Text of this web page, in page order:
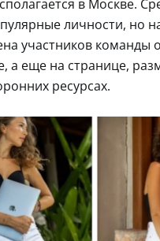
в Москве.
личности, но
участников команды
а еще на странице,
ресурсах.